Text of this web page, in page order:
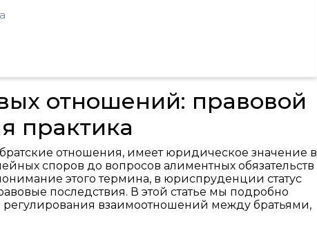
отношений: правовой
практика
отношения, имеет юридическое значение в
споров до вопросов алиментных обязательств
этого термина, в юриспруденции статус
последствия. В этой статье мы подробно
регулирования взаимоотношений между братьями,